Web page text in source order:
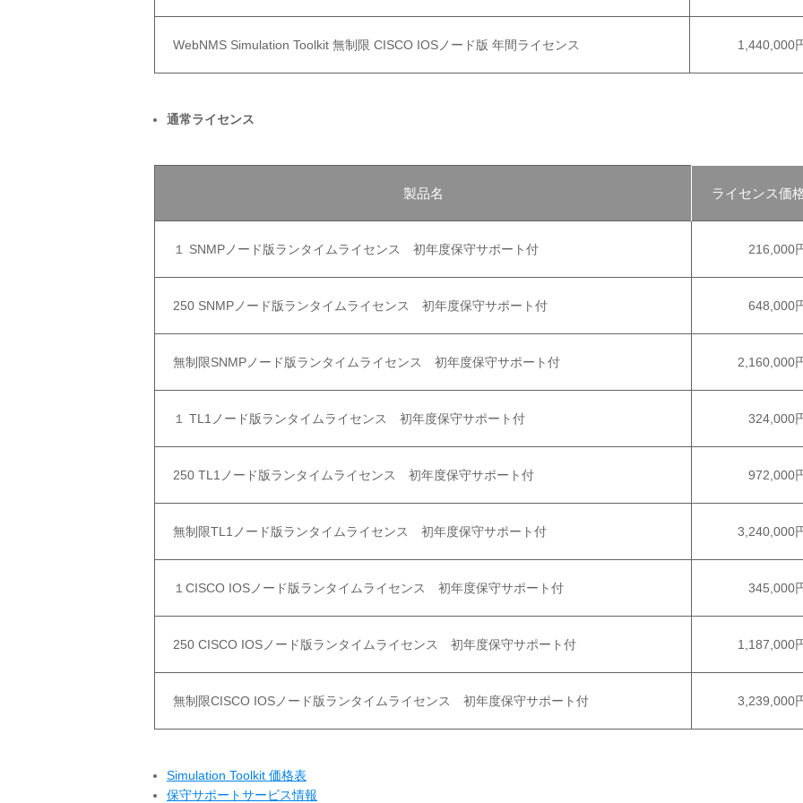
WebNMS Simulation Toolkit 無制限 CISCO IOSノード版 年間ライセンス 1,440,000
通常ライセンス
製品名 ライセンス価
１ SNMPノード版ランタイムライセンス 初年度保守サポート付 216,000
250 SNMPノード版ランタイムライセンス 初年度保守サポート付 648,000
無制限SNMPノード版ランタイムライセンス 初年度保守サポート付 2,160,000
１ TL1ノード版ランタイムライセンス 初年度保守サポート付 324,000
250 TL1ノード版ランタイムライセンス 初年度保守サポート付 972,000
無制限TL1ノード版ランタイムライセンス 初年度保守サポート付 3,240,000
１CISCO IOSノード版ランタイムライセンス 初年度保守サポート付 345,000
250 CISCO IOSノード版ランタイムライセンス 初年度保守サポート付 1,187,000
無制限CISCO IOSノード版ランタイムライセンス 初年度保守サポート付 3,239,000
Simulation Toolkit 価格表
保守サポートサービス情報